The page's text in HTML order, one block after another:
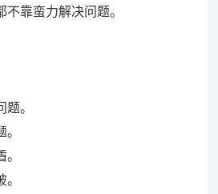
靠蛮力解决问题。
。